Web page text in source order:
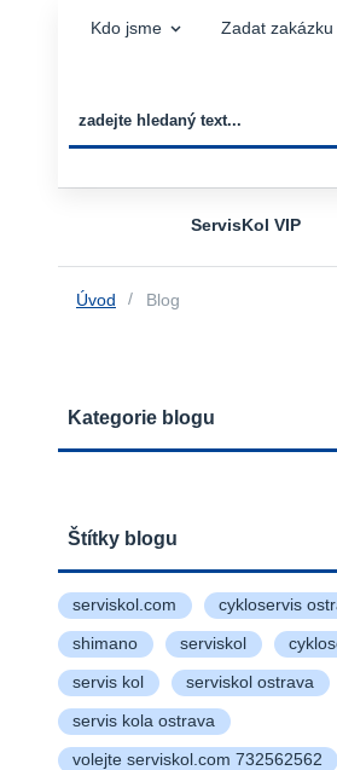
Kdo jsme Zadat
ServisKol VIP
Úvod Blog
Kategorie blogu
Štítky blogu
serviskol.com cykloservis
shimano serviskol
servis kol serviskol ostrava
servis kola ostrava
volejte serviskol.com 732562562